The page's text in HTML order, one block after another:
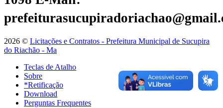
2026 © Licitações e Contratos - Prefeitura Municipal de Sucupira
do Riachão - Ma
Teclas de Atalho
Sobre
*Retificação
Download
Perguntas Frequentes